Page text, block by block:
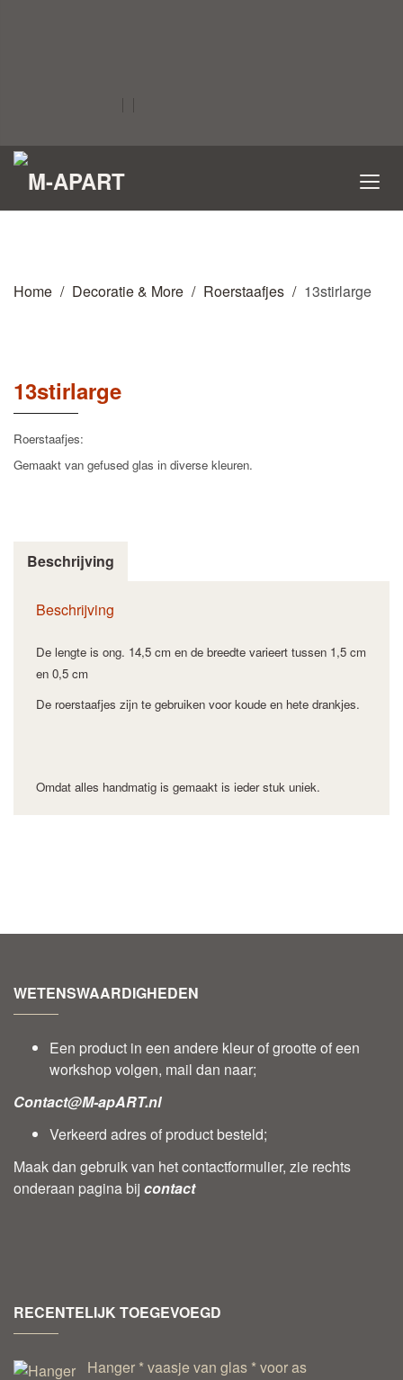
Home Decoratie & More Roerstaafjes 13stirlarge
13stirlarge
Roerstaafjes:
Gemaakt van gefused glas in diverse kleuren.
Beschrijving
Beschrijving
De lengte is ong. 14,5 cm en de breedte varieert tussen 1,5 cm
en 0,5 cm
De roerstaafjes zijn te gebruiken voor koude en hete drankjes.
Omdat alles handmatig is gemaakt is ieder stuk uniek.
WETENSWAARDIGHEDEN
Een product in een andere kleur of grootte of een
workshop volgen, mail dan naar;
Contact@M-apART.nl
Verkeerd adres of product besteld;
Maak dan gebruik van het contactformulier, zie rechts
onderaan pagina bij contact
RECENTELIJK TOEGEVOEGD
Hanger * vaasje van glas * voor as